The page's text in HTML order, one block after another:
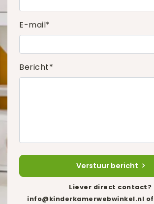
E-mail*
Bericht*
Verstuur bericht
Liever direct contact?
info@kinderkamerwebwinkel.nl